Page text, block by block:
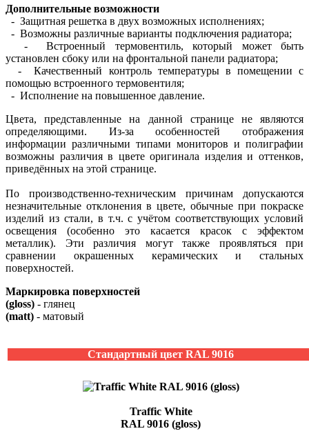
Дополнительные возможности
- Защитная решетка в двух возможных исполнениях;
- Возможны различные варианты подключения радиатора;
- Встроенный термовентиль, который может быть
установлен сбоку или на фронтальной панели радиатора;
- Качественный контроль температуры в помещении с
помощью встроенного термовентиля;
- Исполнение на повышенное давление.
Цвета, представленные на данной странице не являются
определяющими. Из-за особенностей отображения
информации различными типами мониторов и полиграфии
возможны различия в цвете оригинала изделия и оттенков,
приведённых на этой странице.
По производственно-техническим причинам допускаются
незначительные отклонения в цвете, обычные при покраске
изделий из стали, в т.ч. с учётом соответствующих условий
освещения (особенно это касается красок с эффектом
металлик). Эти различия могут также проявляться при
сравнении окрашенных керамических и стальных
поверхностей.
Маркировка поверхностей
(gloss) - глянец
(matt) - матовый
Стандартный цвет RAL 9016
Traffic White
RAL 9016 (gloss)